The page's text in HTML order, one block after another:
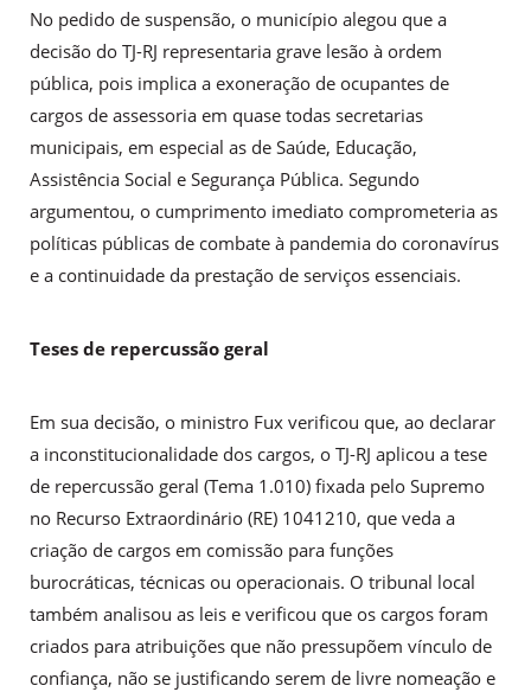
No pedido de suspensão, o município alegou que a
decisão do TJ-RJ representaria grave lesão à ordem
pública, pois implica a exoneração de ocupantes de
cargos de assessoria em quase todas secretarias
municipais, em especial as de Saúde, Educação,
Assistência Social e Segurança Pública. Segundo
argumentou, o cumprimento imediato comprometeria as
políticas públicas de combate à pandemia do coronavírus
e a continuidade da prestação de serviços essenciais.
Teses de repercussão geral
Em sua decisão, o ministro Fux verificou que, ao declarar
a inconstitucionalidade dos cargos, o TJ-RJ aplicou a tese
de repercussão geral (Tema 1.010) fixada pelo Supremo
no Recurso Extraordinário (RE) 1041210, que veda a
criação de cargos em comissão para funções
burocráticas, técnicas ou operacionais. O tribunal local
também analisou as leis e verificou que os cargos foram
criados para atribuições que não pressupõem vínculo de
confiança, não se justificando serem de livre nomeação e